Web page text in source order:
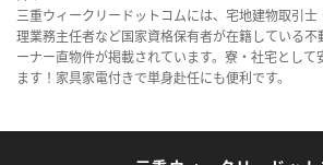
三重ウィークリードットコムには、宅地建物取引
理業務主任者など国家資格保有者が在籍している
ーナー直物件が掲載されています。寮・社宅として
ます！家具家電付きで単身赴任にも便利です。